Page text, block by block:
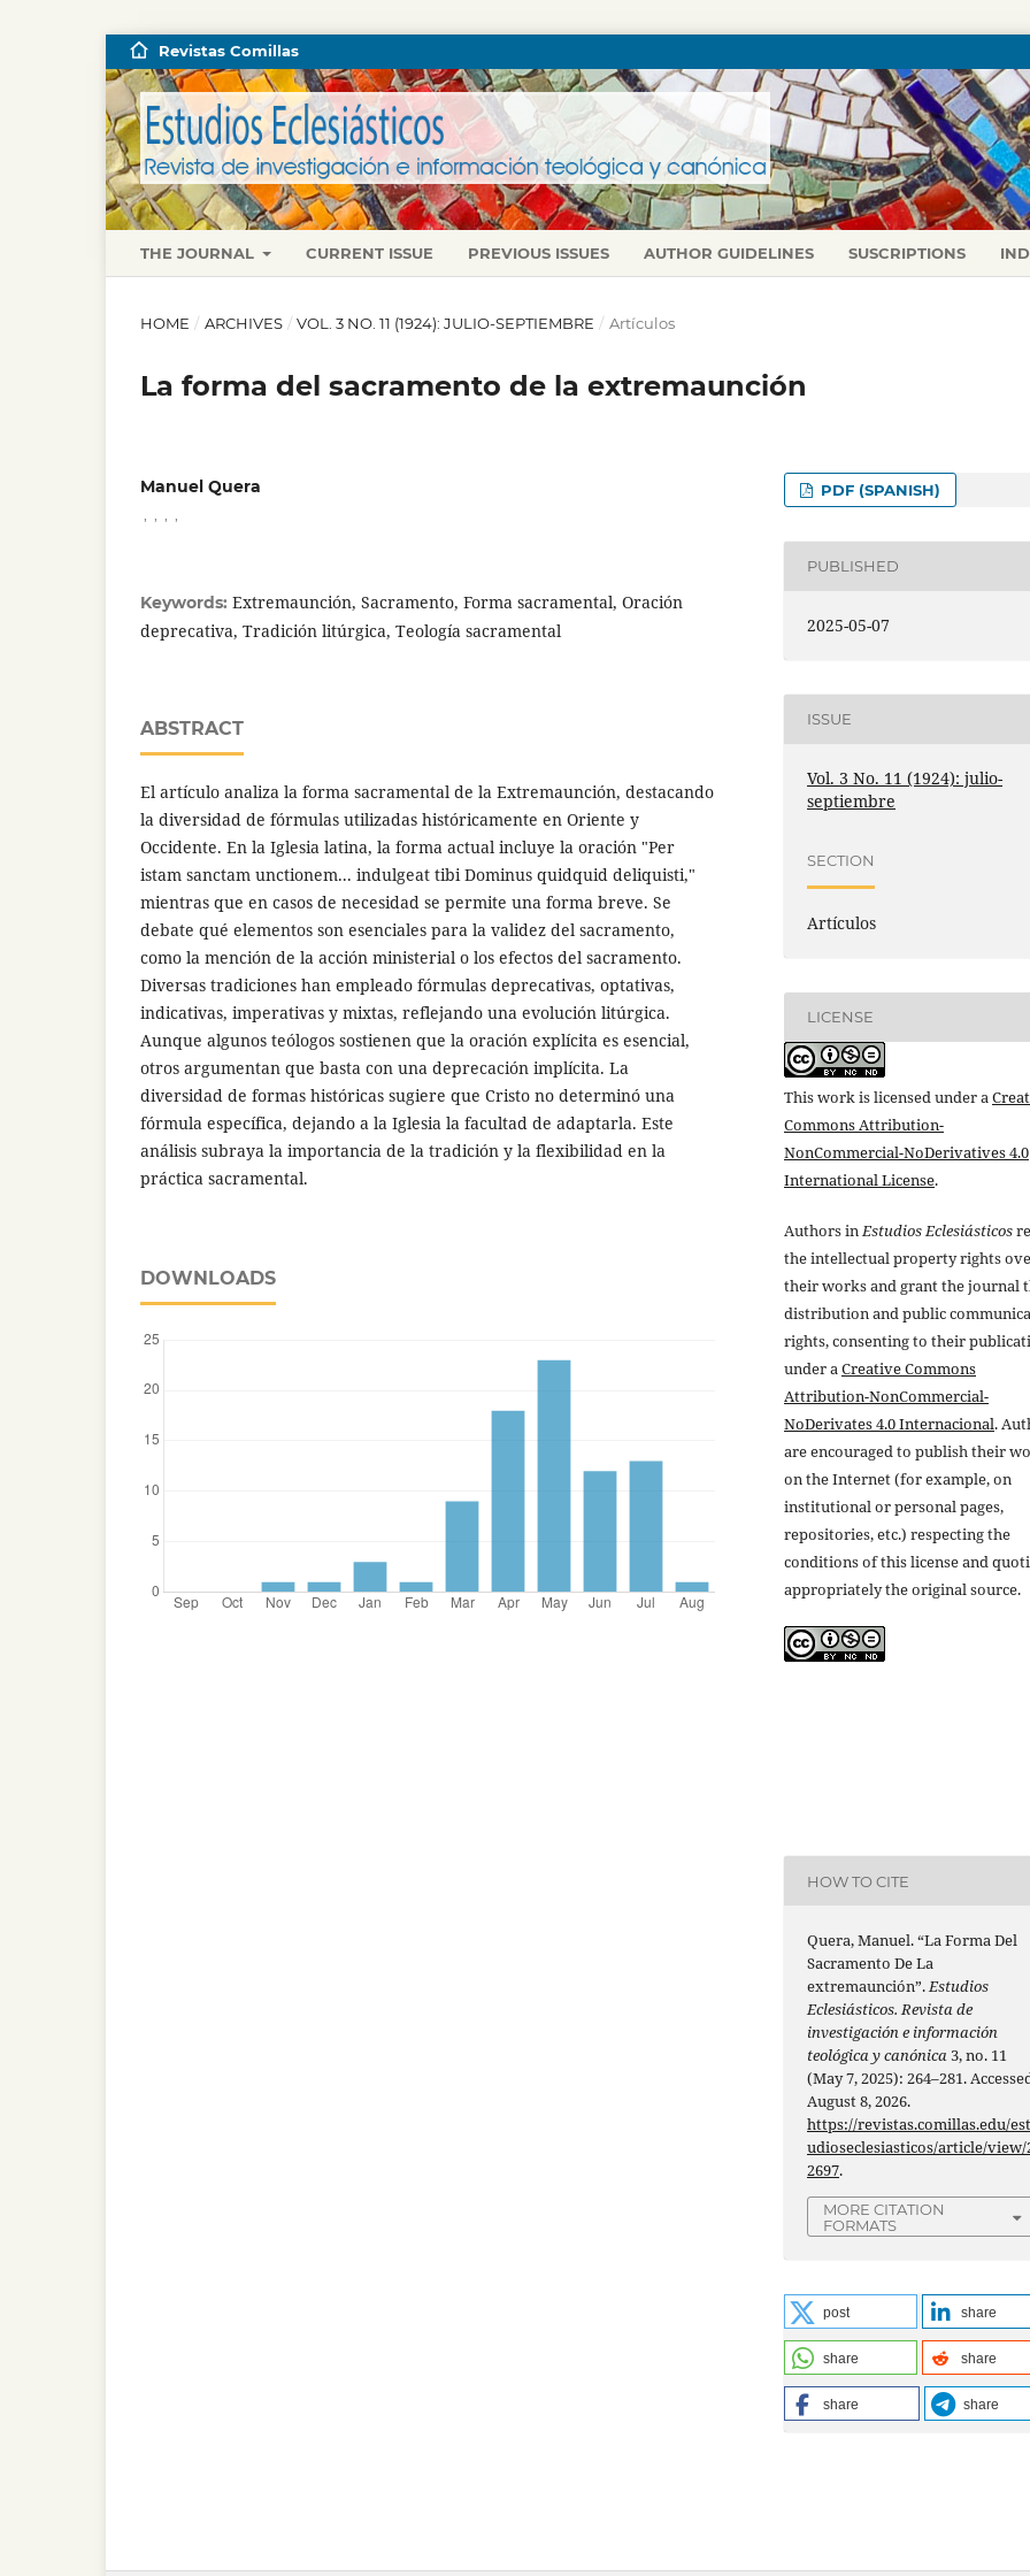
THE JOURNAL CURRENT ISSUE PREVIOUS ISSUES AUTHOR GUIDELINES SUSCRIPTIONS
Revistas Comillas
HOME / ARCHIVES / VOL. 3 NO. 11 (1924): JULIO-SEPTIEMBRE / Artículos
La forma del sacramento de la extremaunción
Manuel Quera
Keywords: Extremaunción, Sacramento, Forma sacramental, Oración
deprecativa, Tradición litúrgica, Teología sacramental
ABSTRACT
El artículo analiza la forma sacramental de la Extremaunción, destacando
la diversidad de fórmulas utilizadas históricamente en Oriente y
Occidente. En la Iglesia latina, la forma actual incluye la oración "Per
istam sanctam unctionem... indulgeat tibi Dominus quidquid deliquisti,"
mientras que en casos de necesidad se permite una forma breve. Se
debate qué elementos son esenciales para la validez del sacramento,
como la mención de la acción ministerial o los efectos del sacramento.
Diversas tradiciones han empleado fórmulas deprecativas, optativas,
indicativas, imperativas y mixtas, reflejando una evolución litúrgica.
Aunque algunos teólogos sostienen que la oración explícita es esencial,
otros argumentan que basta con una deprecación implícita. La
diversidad de formas históricas sugiere que Cristo no determinó una
fórmula específica, dejando a la Iglesia la facultad de adaptarla. Este
análisis subraya la importancia de la tradición y la flexibilidad en la
práctica sacramental.
DOWNLOADS
PDF (SPANISH)
PUBLISHED
2025-05-07
ISSUE
Vol. 3 No. 11 (1924): julio-
septiembre
SECTION
Artículos
LICENSE
This work is licensed under a
Commons Attribution-
NonCommercial-NoDerivatives 4.0
International License.
Authors inEstudios Eclesiásticos
the intellectual property rights
their works and grant the journal
distribution and public
rights, consenting to their
under aCreative Commons
Attribution-NonCommercial-
NoDerivates 4.0 Internacional.
are encouraged to publish their
on the Internet (for example, on
institutional or personal pages,
repositories, etc.) respecting the
conditions of this license and
appropriately the original source.
HOW TO CITE
Quera, Manuel. “La Forma Del
Sacramento De La
extremaunción”.Estudios
Eclesiásticos. Revista de
investigación e información
teológica y canónica3, no. 11
(May 7, 2025): 264–281.
August 8, 2026.
https://revistas.comillas.edu/
udioseclesiasticos/article/view/
2697.
MORE CITATION
FORMATS
post share
share share
share share